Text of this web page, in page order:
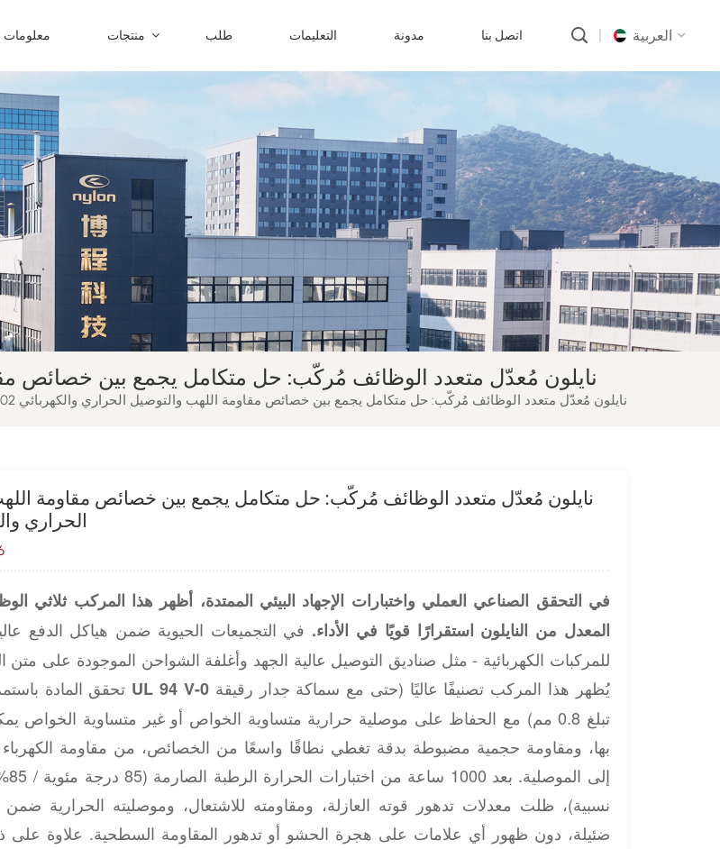
معلومات طلب التعليمات مدونة اتصل بنا العربية
русский
português
العربية
中文
نايلون مُعدّل متعدد الوظائف مُركّب: حل متكامل يجمع بين خصائص
نايلون مُعدّل متعدد الوظائف مُركّب: حل متكامل يجمع بين خصائص مقاومة اللهب والتوصيل الحراري والكهربائي 02
نايلون مُعدّل متعدد الوظائف مُركّب: حل متكامل يجمع بين خصائص مقاومة
الحراري
في التحقق الصناعي العملي واختبارات الإجهاد البيئي الممتدة، أظهر هذا المركب ثلاثي
المعدل من النايلون استقرارًا قويًا في الأداء. في التجميعات الحيوية ضمن هياكل الدفع
للمركبات الكهربائية - مثل صناديق التوصيل عالية الجهد وأغلفة الشواحن الموجودة على متن
تحقق المادة لهب UL 94 V-0يُظهر هذا المركب تصنيفًا عاليًا (حتى مع سماكة جدار رقيقة
تبلغ 0.8 مم) مع الحفاظ على موصلية حرارية متساوية الخواص أو غير متساوية الخواص
بها، ومقاومة حجمية مضبوطة بدقة تغطي نطاقًا واسعًا من الخصائص، من مقاومة الكهرباء
إلى
نسبية)، ظلت معدلات تدهور قوته العازلة، ومقاومته للاشتعال، وموصليته الحرارية
ضئيلة، دون ظهور أي علامات على هجرة الحشو أو تدهور المقاومة السطحية. علاوة على